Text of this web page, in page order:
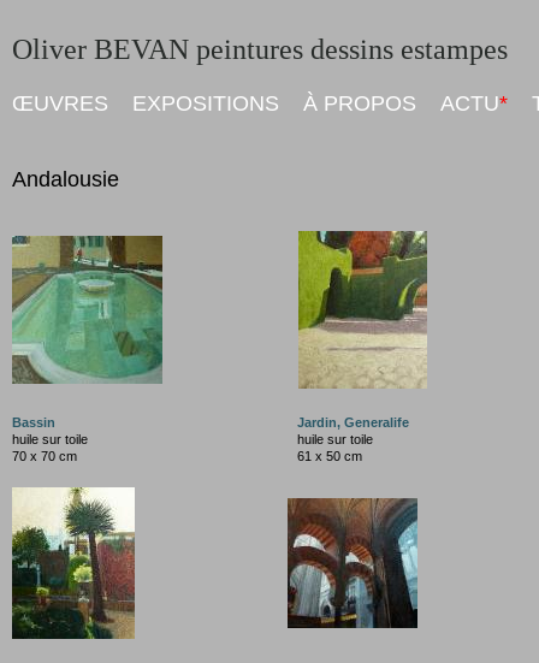
Andalousie
Bassin
Jardin, Generalife
huile sur toile
70 x 70 cm
huile sur toile
61 x 50 cm
Oliver BEVAN peintures dessins estampes
ŒUVRES EXPOSITIONS À PROPOS ACTU*